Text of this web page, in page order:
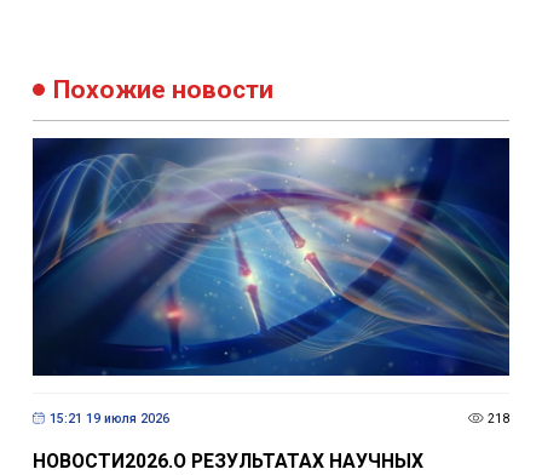
Похожие новости
15:21 19 июля 2026 218
НОВОСТИ2026.О РЕЗУЛЬТАТАХ НАУЧНЫХ